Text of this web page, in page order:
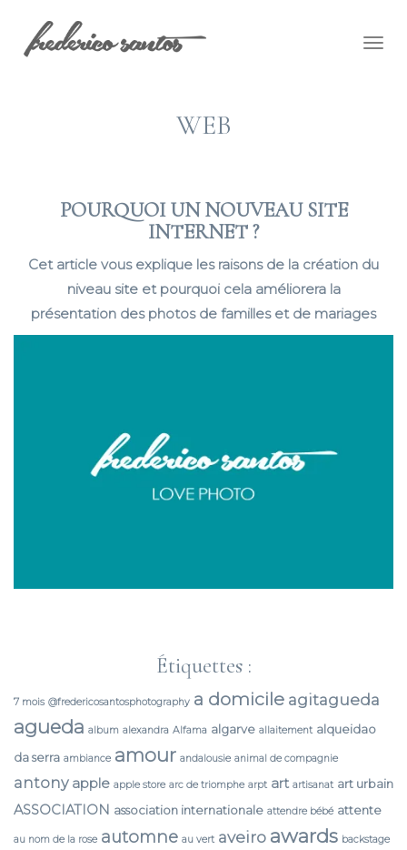
WEB
POURQUOI UN NOUVEAU SITE
INTERNET ?
Cet article vous explique les raisons de la création du
niveau site et pourquoi cela améliorera la
présentation des photos de familles et de mariages
Étiquettes :
7 mois @fredericosantosphotography a domicile agitagueda
agueda album alexandra Alfama algarve allaitement alqueidao
da serra ambiance amour andalousie animal de compagnie
antony apple apple store arc de triomphe arpt art artisanat art urbain
ASSOCIATION association internationale attendre bébé attente
au nom de la rose automne au vert aveiro awards backstage